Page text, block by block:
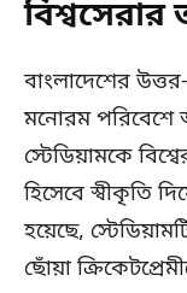
বিশ্বসেরার
বাংলাদেশের
মনোরম পরিবেশে
স্টেডিয়ামকে
হিসেবে স্বীকৃতি
হয়েছে,
ছোঁয়া